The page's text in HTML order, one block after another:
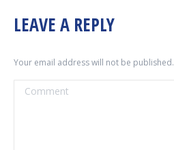
LEAVE A REPLY
Your email address will not be published.
Comment